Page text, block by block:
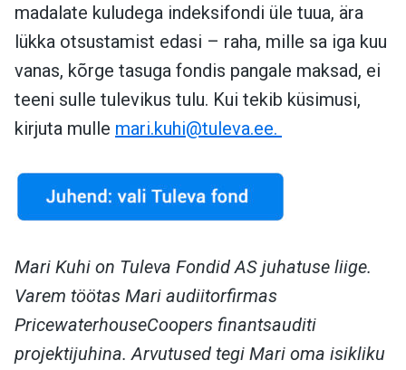
madalate kuludega indeksifondi üle tuua, ära
lükka otsustamist edasi – raha, mille sa iga kuu
vanas, kõrge tasuga fondis pangale maksad, ei
teeni sulle tulevikus tulu. Kui tekib küsimusi,
kirjuta mulle mari.kuhi@tuleva.ee.
Mari Kuhi on Tuleva Fondid AS juhatuse liige.
Varem töötas Mari audiitorfirmas
PricewaterhouseCoopers finantsauditi
projektijuhina. Arvutused tegi Mari oma isikliku